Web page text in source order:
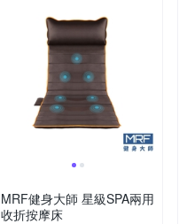
MRF健身大師 星級SPA兩用
收折按摩床